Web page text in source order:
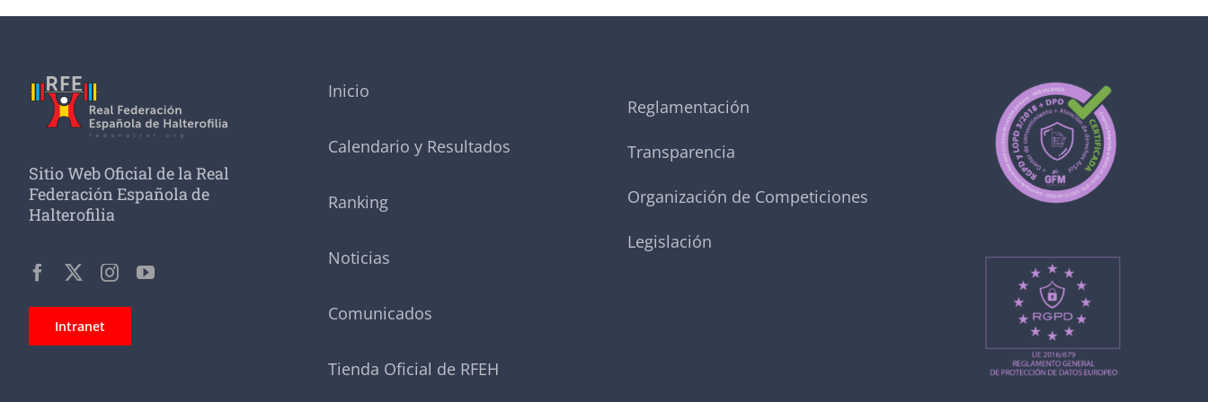
Sitio Web Oficial de la Real
Federación Española de
Halterofilia
Intranet
Inicio
Calendario y Resultados
Ranking
Noticias
Comunicados
Tienda Oficial de RFEH
Reglamentación
Transparencia
Organización de Competiciones
Legislación